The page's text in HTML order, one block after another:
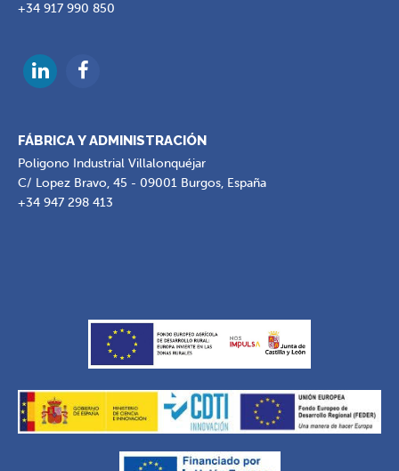
+34 917 990 850
FÁBRICA Y ADMINISTRACIÓN
Poligono Industrial Villalonquéjar
C/ Lopez Bravo, 45 - 09001 Burgos, España
+34 947 298 413